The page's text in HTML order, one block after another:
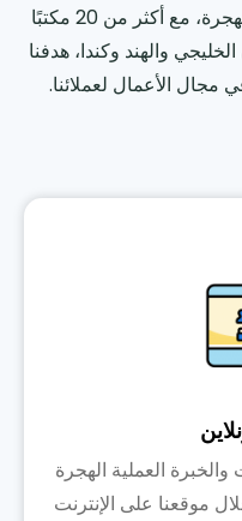
مع خبرائنا في دي ام لاستشارات الهجرة، مع أكثر من 20 مكتبًا
والهند وكندا، هدفنا
الأعمال لعملائنا.
والخبرة العملية الهجرة
موقعنا على الإنترنت